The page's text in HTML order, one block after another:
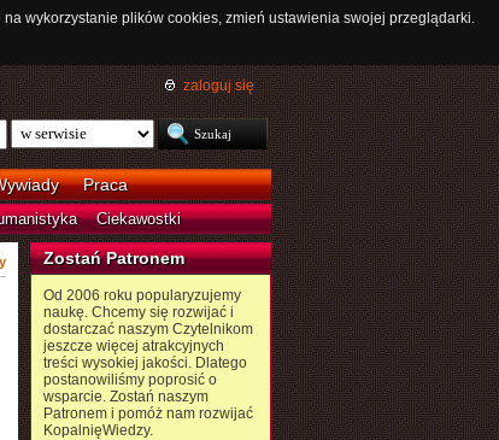
wykorzystanie plików cookies, zmień ustawienia swojej przeglądarki.
zaloguj się
Praca
Ciekawostki
Zostań Patronem
Od 2006 roku popularyzujemy
naukę. Chcemy się rozwijać i
dostarczać naszym Czytelnikom
jeszcze więcej atrakcyjnych
treści wysokiej jakości. Dlatego
postanowiliśmy poprosić o
wsparcie. Zostań naszym
Patronem i pomóż nam rozwijać
KopalnięWiedzy.